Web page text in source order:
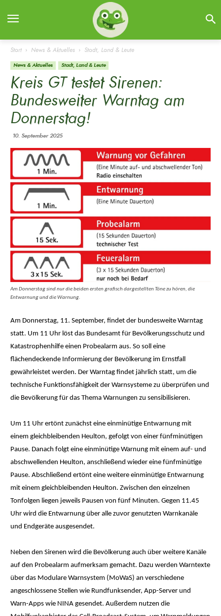
Start News & Aktuelles Stadt, Land & Leute
News & Aktuelles Stadt, Land & Leute
Kreis GT testet Sirenen:
Bundesweiter Warntag am
Donnerstag!
10. September 2025
Am Donnerstag sind nur die beiden ersten grafisch dargestellten Töne zu hören, die
Entwarnung und die Warnung.
Am Donnerstag, 11. September, findet der bundesweite Warntag
statt. Um 11 Uhr löst das Bundesamt für Bevölkerungsschutz und
Katastrophenhilfe einen Probealarm aus. So soll eine
flächendeckende Informierung der Bevölkerung im Ernstfall
gewährleistet werden. Der Warntag findet jährlich statt, um die
technische Funktionsfähigkeit der Warnsysteme zu überprüfen und
die Bevölkerung für das Thema Warnungen zu sensibilisieren.
Um 11 Uhr ertönt zunächst eine einminütige Entwarnung mit
einem gleichbleibenden Heulton, gefolgt von einer fünfminütigen
Pause. Danach folgt eine einminütige Warnung mit einem auf- und
abschwellenden Heulton, anschließend wieder eine fünfminütige
Pause. Abschließend ertönt eine weitere einminütige Entwarnung
mit einem gleichbleibenden Heulton. Zwischen den einzelnen
Tonfolgen liegen jeweils Pausen von fünf Minuten. Gegen 11.45
Uhr wird die Entwarnung über alle zuvor genutzten Warnkanäle
und Endgeräte ausgesendet.
Neben den Sirenen wird die Bevölkerung auch über weitere Kanäle
auf den Probealarm aufmerksam gemacht. Dazu werden Warntexte
über das Modulare Warnsystem (MoWaS) an verschiedene
angeschlossene Stellen wie Rundfunksender, App-Server und
Warn-Apps wie NINA gesendet. Außerdem nutzen die